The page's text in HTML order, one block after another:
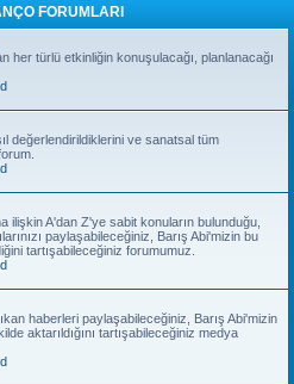
FORUMLARI
her türlü etkinliğin konuşulacağı, planlanacağı
değerlendirildiklerini ve sanatsal tüm
ilişkin A'dan Z'ye sabit konuların bulunduğu,
paylaşabileceğiniz, Barış Abi'mizin bu
tartışabileceğiniz forumumuz.
haberleri paylaşabileceğiniz, Barış Abi'mizin
aktarıldığını tartışabileceğiniz medya